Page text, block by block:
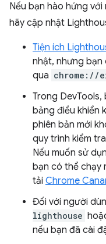
Nếu bạn hào hứng
hãy cập nhật
Tiện ích
nhật, nhưng
qua chrome://
Trong
bảng điều khiển
phiên bản mới
quy trình kiểm
Nếu muốn sử
bạn có thể chạy
tải Chrome
Đối với người
lighthouse
nếu bạn đã cài